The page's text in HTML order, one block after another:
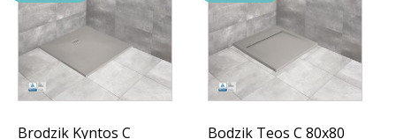
Brodzik Kyntos C
Bodzik Teos C 80x80